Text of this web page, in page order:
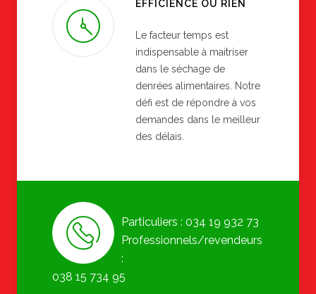
EFFICIENCE OU RIEN
Le facteur temps est
indispensable à maitriser
dans le séchage de
denrées alimentaires. Notre
défi est de répondre à vos
demandes dans le meilleur
des délais.
Particuliers : 034 19 932 73
Professionnels/revendeurs
:
038 15 734 95